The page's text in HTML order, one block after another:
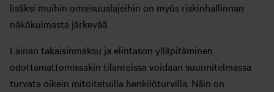
lisäksi muihin omaisuuslajeihin on myös riskinhallinnan
näkökulmasta järkevää.
Lainan takaisinmaksu ja elintason ylläpitäminen
odottamattomissakin tilanteissa voidaan suunnitelmassa
turvata oikein mitoitetuilla henkilöturvilla. Näin on